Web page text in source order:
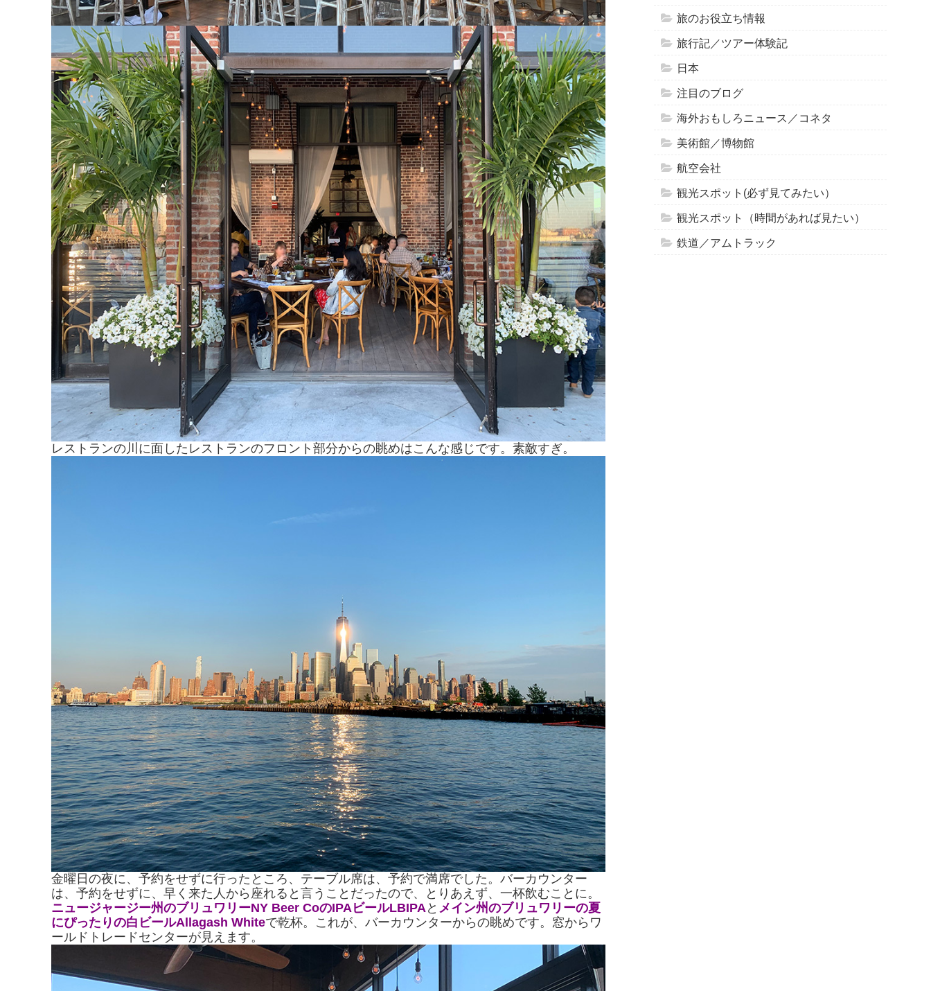
レストランの川に面したレストランのフロント部分からの眺めはこんな感じです。素敵すぎ。
金曜日の夜に、予約をせずに行ったところ、テーブル席は、予約で満席でした。バーカウンター
は、予約をせずに、早く来た人から座れると言うことだったので、とりあえず、一杯飲むことに。
ニュージャージー州のブリュワリーNY Beer CoのIPAビールLBIPA と メイン州のブリュワリーの夏
にぴったりの白ビールAllagash Whiteで乾杯。これが、バーカウンターからの眺めです。窓からワ
ールドトレードセンターが見えます。
旅のお役立ち情報
旅行記／ツアー体験記
日本
注目のブログ
海外おもしろニュース／コネタ
美術館／博物館
航空会社
観光スポット(必ず見てみたい）
観光スポット（時間があれば見たい）
鉄道／アムトラック